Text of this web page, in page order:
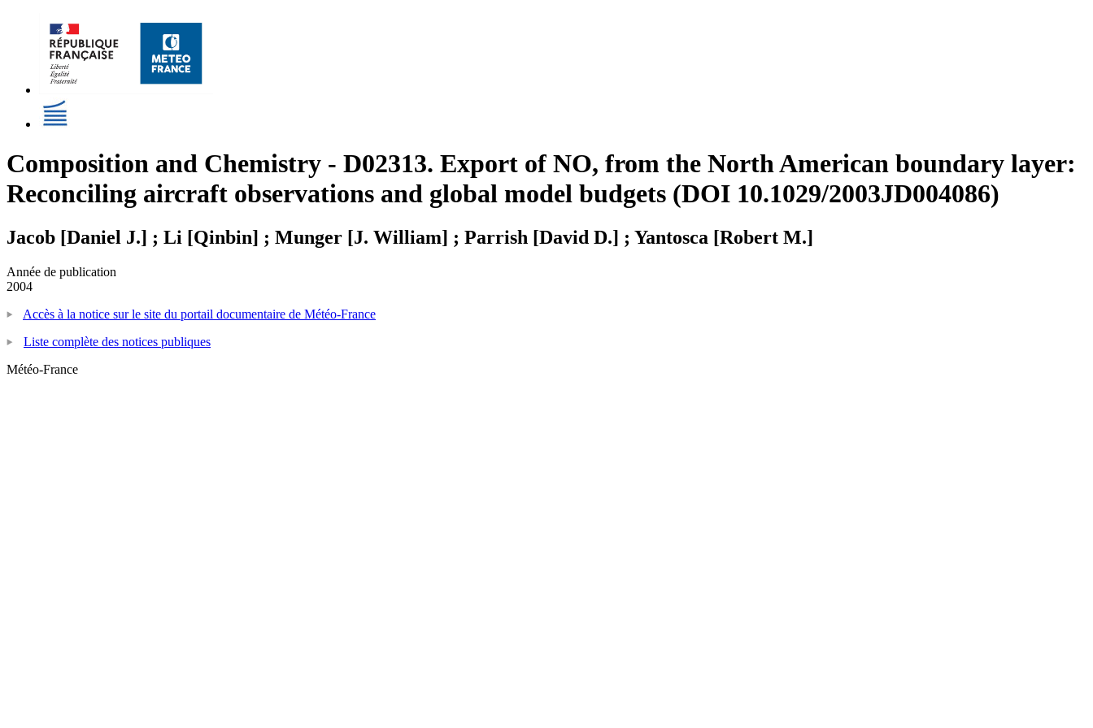
Composition and Chemistry - D02313. Export of NO, from the North American boundary layer:
Reconciling aircraft observations and global model budgets (DOI 10.1029/2003JD004086)
Jacob [Daniel J.] ; Li [Qinbin] ; Munger [J. William] ; Parrish [David D.] ; Yantosca [Robert M.]
Année de publication
2004
Accès à la notice sur le site du portail documentaire de Météo-France
Liste complète des notices publiques
Météo-France